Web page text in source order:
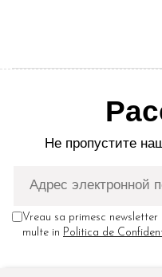
Не пропустите
Vreau sa primesc
multe in Politica de